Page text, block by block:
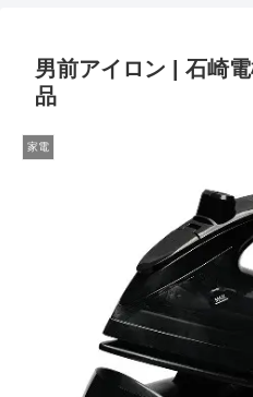
男前アイロン | 石崎
品
家電